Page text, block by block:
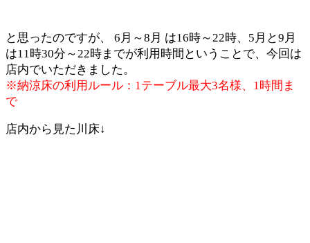
と思ったのですが、 6月～8月 は16時～22時、5月と9月
は11時30分～22時までが利用時間ということで、今回は
店内でいただきました。
※納涼床の利用ルール：1テーブル最大3名様、1時間ま
で
店内から見た川床↓